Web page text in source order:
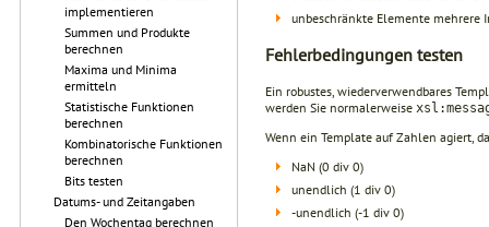
implementieren
Summen und Produkte
berechnen
Maxima und Minima
ermitteln
Statistische Funktionen
berechnen
Kombinatorische Funktionen
berechnen
Bits testen
Datums- und Zeitangaben
Den Wochentag berechnen
unbeschränkte Elemente mehrere
Fehlerbedingungen testen
Ein robustes, wiederverwendbares
werden Sie normalerweise
Wenn ein Template auf Zahlen agiert,
NaN (0 div 0)
unendlich (1 div 0)
-unendlich (-1 div 0)